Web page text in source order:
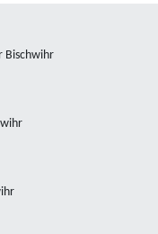
Bischwihr